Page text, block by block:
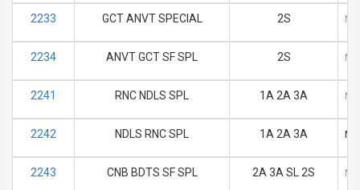
2233 GCT ANVT SPECIAL 2S M
2234 ANVT GCT SF SPL 2S M
2241 RNC NDLS SPL 1A 2A 3A M
2242 NDLS RNC SPL 1A 2A 3A M
2243 CNB BDTS SF SPL 2A 3A SL 2S M